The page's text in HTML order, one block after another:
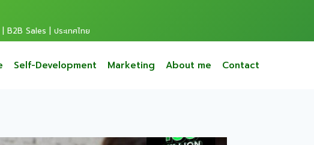
Sales | ประเทศไทย
Self-Development Marketing About me Contact